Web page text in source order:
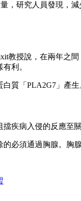
，研究人員發現，
教授說，在兩年
利。
質「PLA2G7」產生
疾病入侵的反應至
必須通過胸腺。胸